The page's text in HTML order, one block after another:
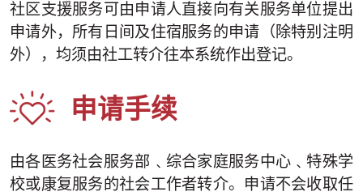
社区支援服务可由申请人直接向有关服务单位提出
申请外，所有日间及住宿服务的申请（除特别注明
外），均须由社工转介往本系统作出登记。
申请手续
由各医务社会服务部﹑综合家庭服务中心﹑特殊学
校或康复服务的社会工作者转介。申请不会收取任